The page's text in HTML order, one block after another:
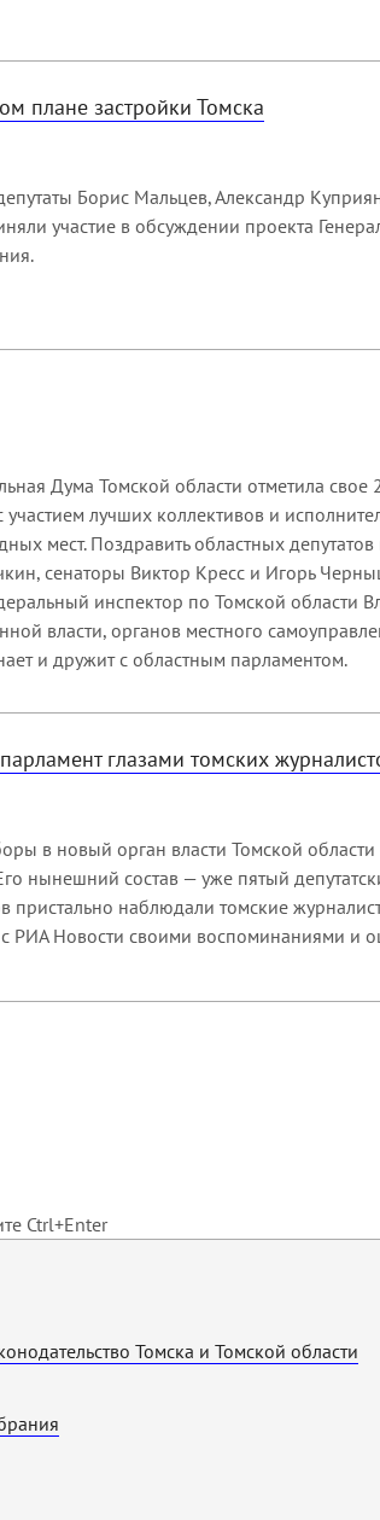
плане застройки Томска
Борис Мальцев, Александр
участие в обсуждении проекта
Дума Томской области отметила
участием лучших коллективов и
мест. Поздравить областных
сенаторы Виктор Кресс и Игорь
инспектор по Томской области
власти, органов местного
и дружит с областным парламентом.
глазами томских
в новый орган власти Томской
нынешний состав — уже пятый
пристально наблюдали томские
с РИА Новости своими воспоминаниями и
Ctrl+Enter
Томска и Томской области